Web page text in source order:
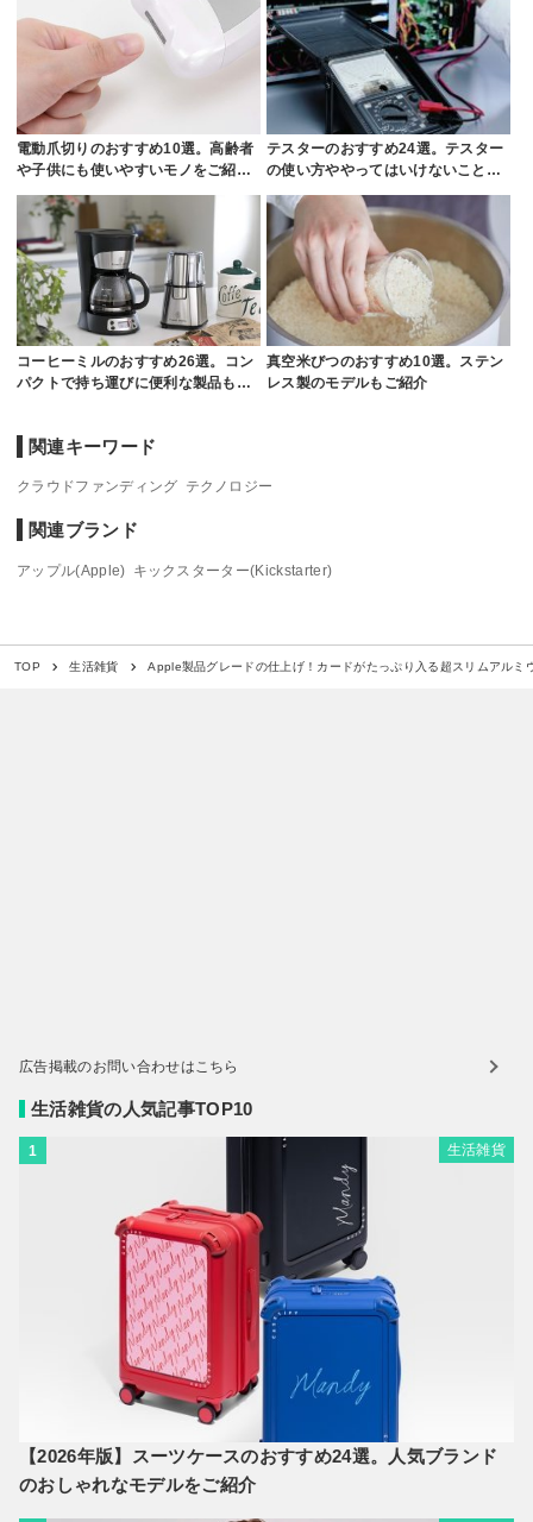
電動爪切りのおすすめ10選。高齢者
や子供にも使いやすいモノをご紹…
テスターのおすすめ24選。テスター
の使い方ややってはいけないこと…
コーヒーミルのおすすめ26選。コン
パクトで持ち運びに便利な製品も…
真空米びつのおすすめ10選。ステン
レス製のモデルもご紹介
関連キーワード
クラウドファンディング テクノロジー
関連ブランド
アップル(Apple) キックスターター(Kickstarter)
TOP 生活雑貨 Apple製品グレードの仕上げ！カードがたっぷり入る超スリムアルミ
広告掲載のお問い合わせはこちら
生活雑貨の人気記事TOP10
1 生活雑貨
【2026年版】スーツケースのおすすめ24選。人気ブランド
のおしゃれなモデルをご紹介